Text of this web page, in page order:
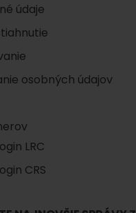
údaje
osobných údajov
LRC
CRS